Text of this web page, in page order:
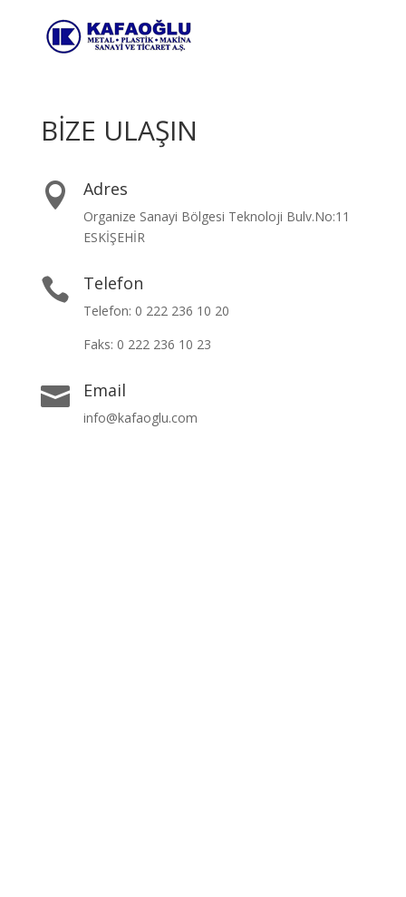
BİZE ULAŞIN
 Adres
Organize Sanayi Bölgesi Teknoloji Bulv.No:11
ESKİŞEHİR
 Telefon
Telefon: 0 222 236 10 20
Faks: 0 222 236 10 23
 Email
info@kafaoglu.com